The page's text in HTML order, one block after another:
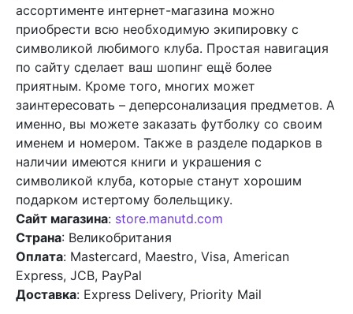
ассортименте интернет-магазина можно
приобрести всю необходимую экипировку с
символикой любимого клуба. Простая навигация
по сайту сделает ваш шопинг ещё более
приятным. Кроме того, многих может
заинтересовать – деперсонализация предметов. А
именно, вы можете заказать футболку со своим
именем и номером. Также в разделе подарков в
наличии имеются книги и украшения с
символикой клуба, которые станут хорошим
подарком истертому болельщику.
Сайт магазина: store.manutd.com
Страна: Великобритания
Оплата: Mastercard, Maestro, Visa, American
Express, JCB, PayPal
Доставка: Express Delivery, Priority Mail